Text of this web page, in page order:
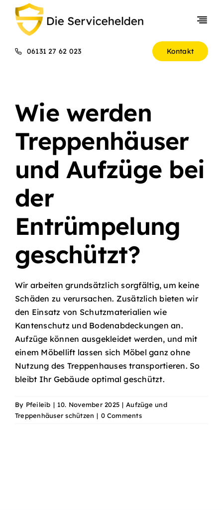
Skip
content
Entrümpelungen
Preise
06131 27 62 023 Kontakt
Wie werden
Treppenhäuser
und Aufzüge bei
der
Entrümpelung
geschützt?
Wir arbeiten grundsätzlich sorgfältig, um keine
Schäden zu verursachen. Zusätzlich bieten wir
den Einsatz von Schutzmaterialien wie
Kantenschutz und Bodenabdeckungen an.
Aufzüge können ausgekleidet werden, und mit
einem Möbellift lassen sich Möbel ganz ohne
Nutzung des Treppenhauses transportieren. So
bleibt Ihr Gebäude optimal geschützt.
By Pfeileib | 10. November 2025 | Aufzüge und
Treppenhäuser schützen | 0 Comments